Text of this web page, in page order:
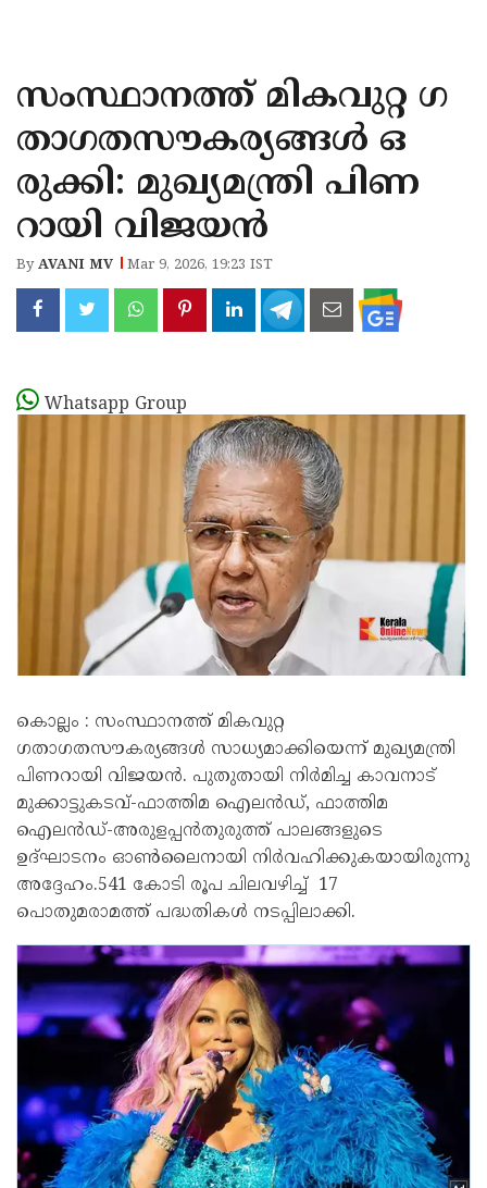
KANNUR
KASARAGOD
സംസ്ഥാനത്ത് മികവുറ്റ ഗ
താഗതസൗകര്യങ്ങൾ ഒ
രുക്കി: മുഖ്യമന്ത്രി പിണ
റായി വിജയൻ
ByAVANI MV Mar 9, 2026, 19:23 IST
Whatsapp Group
കൊല്ലം : സംസ്ഥാനത്ത് മികവുറ്റ
ഗതാഗതസൗകര്യങ്ങൾ സാധ്യമാക്കിയെന്ന് മുഖ്യമന്ത്രി
പിണറായി വിജയൻ. പുതുതായി നിർമിച്ച കാവനാട്
മുക്കാട്ടുകടവ്-ഫാത്തിമ ഐലൻഡ്, ഫാത്തിമ
ഐലൻഡ്-അരുളപ്പൻതുരുത്ത് പാലങ്ങളുടെ
ഉദ്ഘാടനം ഓൺലൈനായി നിർവഹിക്കുകയായിരുന്നു
അദ്ദേഹം.541 കോടി രൂപ ചിലവഴിച്ച് 17
പൊതുമരാമത്ത് പദ്ധതികൾ നടപ്പിലാക്കി.